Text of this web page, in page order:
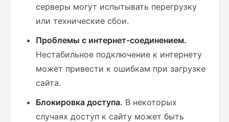
серверы могут испытывать перегрузку
или технические сбои.
Проблемы с интернет-соединением.
Нестабильное подключение к интернету
может привести к ошибкам при загрузке
сайта.
Блокировка доступа. В некоторых
случаях доступ к сайту может быть